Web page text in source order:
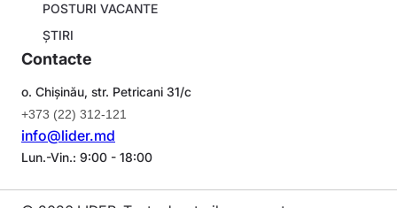
POSTURI VACANTE
ȘTIRI
Contacte
o. Chișinău, str. Petricani 31/c
+373 (22) 312-121
info@lider.md
Lun.-Vin.: 9:00 - 18:00